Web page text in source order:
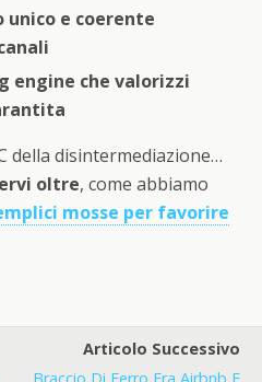
unico e coerente
engine che valorizzi
della disintermediazione…
oltre, come abbiamo
mosse per favorire
Articolo Successivo
Braccio Di Ferro Fra Airbnb E